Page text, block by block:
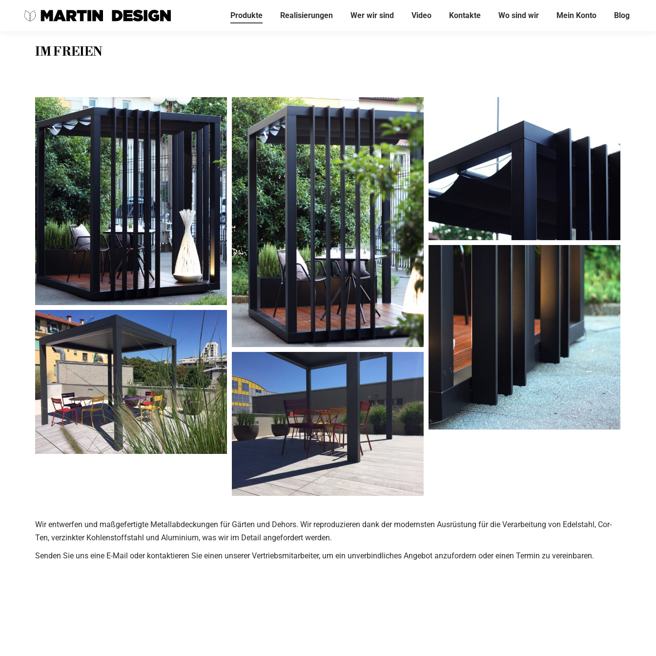
Produkte Realisierungen Wer wir sind Video Kontakte Wo sind wir Mein Konto Blog
IM FREIEN
Wir entwerfen und maßgefertigte Metallabdeckungen für Gärten und Dehors. Wir reproduzieren dank der modernsten Ausrüstung für die Verarbeitung von Edelstahl, Cor-
Ten, verzinkter Kohlenstoffstahl und Aluminium, was wir im Detail angefordert werden.
Senden Sie uns eine E-Mail oder kontaktieren Sie einen unserer Vertriebsmitarbeiter, um ein unverbindliches Angebot anzufordern oder einen Termin zu vereinbaren.